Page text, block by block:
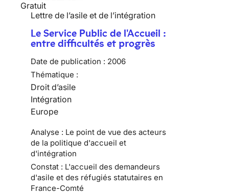
Gratuit
Lettre de l’asile et de l’intégration
Le Service Public de l'Accueil :
entre difficultés et progrès
Date de publication : 2006
Thématique :
Droit d’asile
Intégration
Europe
Analyse : Le point de vue des acteurs
de la politique d'accueil et
d'intégration
Constat : L'accueil des demandeurs
d'asile et des réfugiés statutaires en
France-Comté